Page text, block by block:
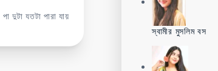
যতটা পারা যায়
স্বামীর মুসলিম বস